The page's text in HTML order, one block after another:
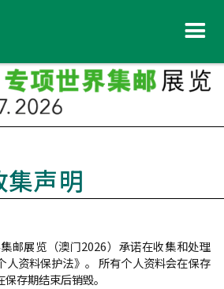
声明
邮展览（澳门2026）承诺在收集和处理
人资料保护法》。 所有个人资料会在保存
存期结束后销毁。